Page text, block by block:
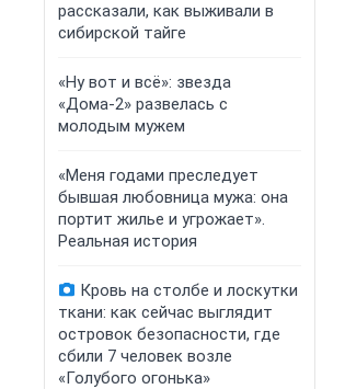
рассказали, как выживали в
сибирской тайге
«Ну вот и всё»: звезда
«Дома-2» развелась с
молодым мужем
«Меня годами преследует
бывшая любовница мужа: она
портит жилье и угрожает».
Реальная история
Кровь на столбе и лоскутки
ткани: как сейчас выглядит
островок безопасности, где
сбили 7 человек возле
«Голубого огонька»